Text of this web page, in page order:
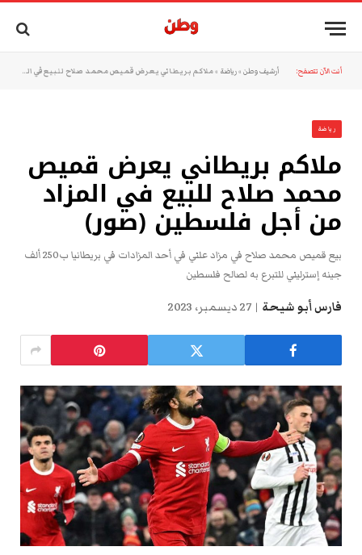
أنت الآن تتصفح: أرشيف وطن »رياضة »ملاكم بريطاني يعرض قميص محمد صلاح للبيع في المزاد من أجل فلسطين (صور)
رياضة
ملاكم بريطاني يعرض قميص
محمد صلاح للبيع في المزاد
من أجل فلسطين (صور)
بيع قميص محمد صلاح في مزاد علني في أحد المزادات في بريطانيا ب250 ألف
جينه إسترليني للتبرع به لصالح فلسطين
فارس أبو شيحة 27 ديسمبر، 2023